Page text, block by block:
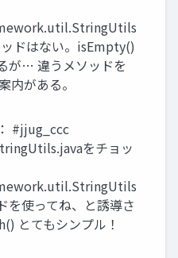
ドはない。isEmpty()
が… 違うメソッドを
内がある。
#jjug_ccc
をチョッ
使ってね、と誘導さ
とてもシンプル！